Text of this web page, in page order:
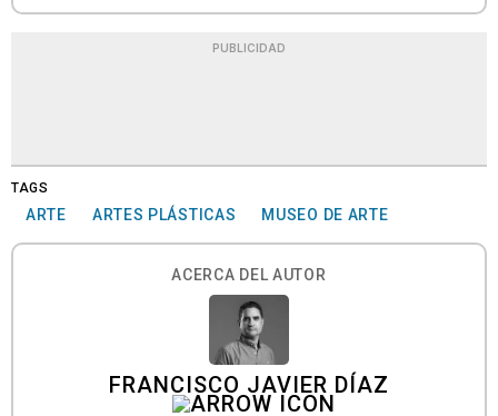
PUBLICIDAD
TAGS
ARTE ARTES PLÁSTICAS MUSEO DE ARTE
ACERCA DEL AUTOR
FRANCISCO JAVIER DÍAZ